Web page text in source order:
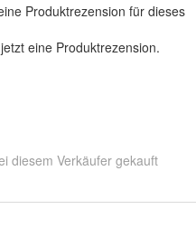
Produktrezension für dieses
eine Produktrezension.
diesem Verkäufer gekauft